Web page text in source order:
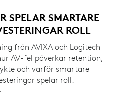
SPELAR SMARTARE
ROLL
från AVIXA och Logitech
AV-fel påverkar retention,
och varför smartare
spelar roll.